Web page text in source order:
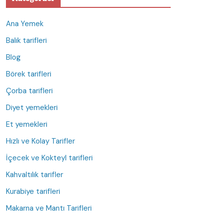
Ana Yemek
Balık tarifleri
Blog
Börek tarifleri
Çorba tarifleri
Diyet yemekleri
Et yemekleri
Hızlı ve Kolay Tarifler
İçecek ve Kokteyl tarifleri
Kahvaltılık tarifler
Kurabiye tarifleri
Makarna ve Mantı Tarifleri